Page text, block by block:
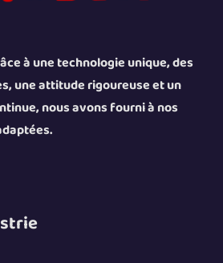
à une technologie unique, des
une attitude rigoureuse et un
nous avons fourni à nos